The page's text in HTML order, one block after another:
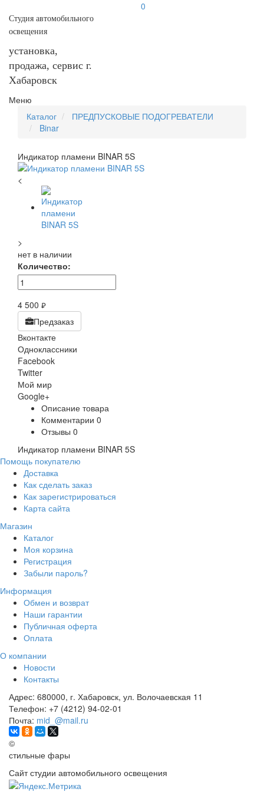
Студия автомобильного
освещения
установка,
продажа, сервис г.
Хабаровск
0
Меню
Каталог
ПРЕДПУСКОВЫЕ ПОДОГРЕВАТЕЛИ
Binar
Индикатор пламени BINAR 5S
<
>
нет в наличии
Количество:
4 500 руб.
Предзаказ
Вконтакте
Одноклассники
Facebook
Twitter
Мой мир
Google+
Описание товара
Комментарии 0
Отзывы 0
Индикатор пламени BINAR 5S
Помощь покупателю
Доставка
Как сделать заказ
Как зарегистрироваться
Карта сайта
Магазин
Каталог
Моя корзина
Регистрация
Забыли пароль?
Информация
Обмен и возврат
Наши гарантии
Публичная оферта
Оплата
О компании
Новости
Контакты
Адрес: 680000, г. Хабаровск, ул. Волочаевская 11
Телефон: +7 (4212) 94-02-01
Почта: mid_@mail.ru
©
стильные фары
Сайт студии автомобильного освещения